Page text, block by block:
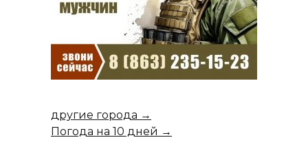
другие города →
Погода на 10 дней →